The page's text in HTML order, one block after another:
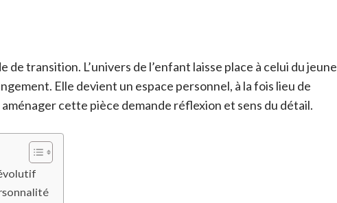
de transition. L’univers de l’enfant laisse place à celui du jeune
Elle devient un espace personnel, à la fois lieu de
cette pièce demande réflexion et sens du détail.